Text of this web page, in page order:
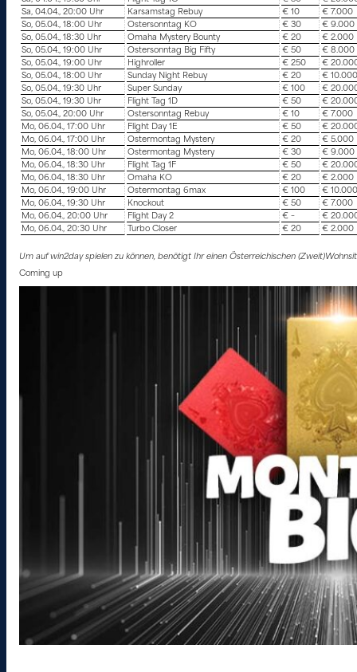
Sa, 04.04., 20:00 Uhr
Karsamstag Rebuy € 10
€ 7.000
So, 05.04., 18:00 Uhr
Ostersonntag KO € 30
€ 9.000
So, 05.04., 18:30 Uhr
Omaha Mystery Bounty € 20
€ 2.000
So, 05.04., 19:00 Uhr
Ostersonntag Big Fifty € 50
€ 8.000
So, 05.04., 19:00 Uhr
Highroller € 250
€
So, 05.04., 18:00 Uhr
Sunday Night Rebuy € 20
€ 10.000
So, 05.04., 19:30 Uhr
Super Sunday € 100
€
So, 05.04., 19:30 Uhr
Flight Tag 1D € 50
€
So, 05.04., 20:00 Uhr
Ostersonntag Rebuy € 10
€ 7.000
Mo, 06.04., 17:00 Uhr
Flight Day 1E € 50
€
Mo, 06.04., 17:00 Uhr
Ostermontag Mystery € 20
€ 5.000
Mo, 06.04., 18:00 Uhr
Ostermontag Mystery € 30
€ 9.000
Mo, 06.04., 18:30 Uhr
Flight Tag 1F € 50
€
Mo, 06.04., 18:30 Uhr
Omaha KO € 20
€ 2.000
Mo, 06.04., 19:00 Uhr
Ostermontag 6max € 100
€ 10.000
Mo, 06.04., 19:30 Uhr
Knockout € 50
€ 7.000
Mo, 06.04., 20:00 Uhr
Flight Day 2 € –
€
Mo, 06.04., 20:30 Uhr
Turbo Closer € 20 € 2.000
Um auf win2day spielen zu können, benötigt Ihr einen Österreichischen
Coming up